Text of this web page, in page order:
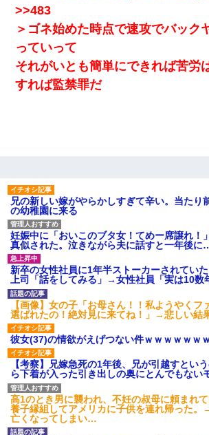
テレワーク上司「会議中はカメラ付けろ！」
絡無しは無理」上司「いいから付けろ！」→
【画像】女上司(30)「終電なくなったね…部
きます！」
旦那の元カノをSNSで探して写真を保存して
を晒してた。ほとんどがブスという評価の中
評価で苦々しく思った
近所のお寺に住み込みで手伝いしてる知的障
た。ある日、オッサンが火かき棒を持って顔
走り回っていて…
【悲報】お風呂で父親と姉が完全に行為して
10年ほど前、息子がまだ年中だった時に離婚
年の暮れに突然息子が職場を訪ねてきた。
３２歳俺「ずっと好きでした！！付き合って
彼女「うん！！絶対幸せになろうね！！
ｗｗｗ
>>483
＞ゴネ始めた時点で速攻でバック
っていって
それがいとも簡単にできれば苦労
すれば監禁罪だ
兄の新しい嫁がやらかしすぎて辛い。当たり
の幼稚園に来る
妊娠中に「おいこのブタ女！てめー席譲れ！
真似された。泣きながら夫に話すと一年後に
新卒の女性社員に1年半ストーカーされていた
上司「話をしてみる」→女性社員「実は10数
【画像】女の子「お母さん！！私ようやくフ
選ばれたの！絶対見に来てね！」→悲しい結
彼女(37)の情欲がえげつない件ｗｗｗｗｗｗｗ
【考察】兄嫁急死の1年後、兄が引越すとい
ら下着が入った引き出しの奥にとんでもない
高1のとき男に襲われ、不妊の叔母に頼まれ
養子縁組してアメリカに子供を連れ帰った
亡くなってしまい…